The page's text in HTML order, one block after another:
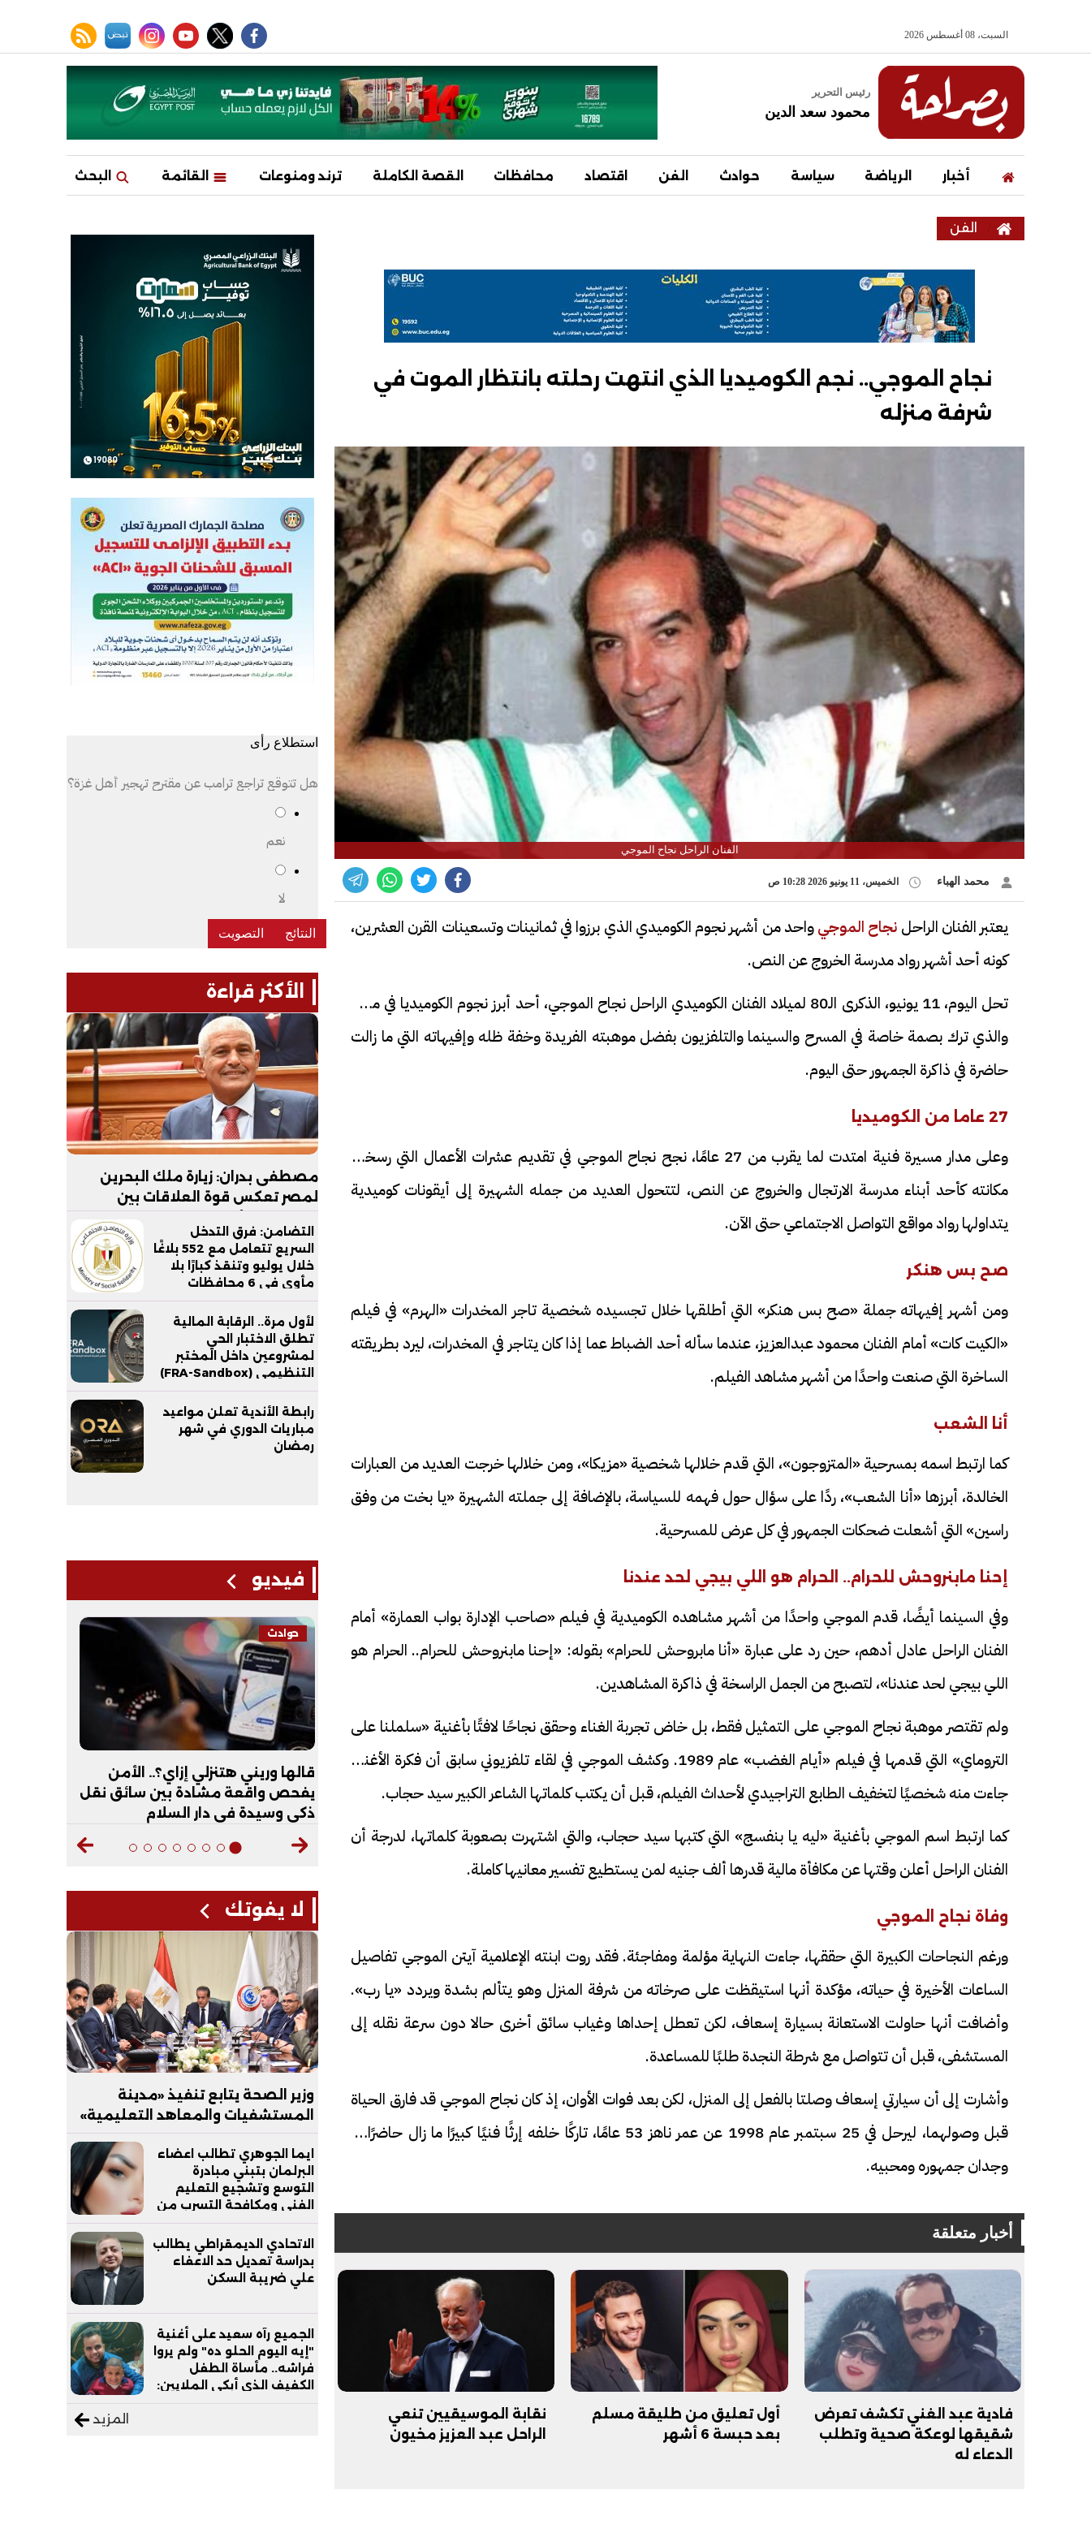
السبت، 08 أغسطس 2026
facebook
twitter
youtube
instagram
نبض rss feed
رئيس التحرير
محمود سعد الدين
أخبار الرياضة سياسة حوادث الفن اقتصاد محافظات القصة الكاملة ترند ومنوعات القائمة البحث
الفن
نجاح الموجي.. نجم الكوميديا الذي انتهت رحلته بانتظار الموت في
شرفة منزله
الفنان الراحل نجاح الموجي
محمد الهباء الخميس، 11 يونيو 2026 10:28 ص
يعتبر الفنان الراحل نجاح الموجيواحد من أشهر نجوم الكوميدي الذي برزوا في ثمانينات وتسعينات القرن العشرين،
كونه أحد أشهر رواد مدرسة الخروج عن النص.
تحل اليوم، 11 يونيو، الذكرى الـ80 لميلاد الفنان الكوميدي الراحل نجاح الموجي، أحد أبرز نجوم الكوميديا في مصر،
والذي ترك بصمة خاصة في المسرح والسينما والتلفزيون بفضل موهبته الفريدة وخفة ظله وإفيهاته التي ما زالت
حاضرة في ذاكرة الجمهور حتى اليوم.
27 عاما من الكوميديا
وعلى مدار مسيرة فنية امتدت لما يقرب من 27 عامًا، نجح نجاح الموجي في تقديم عشرات الأعمال التي رسخت
مكانته كأحد أبناء مدرسة الارتجال والخروج عن النص، لتتحول العديد من جمله الشهيرة إلى أيقونات كوميدية
يتداولها رواد مواقع التواصل الاجتماعي حتى الآن.
صح بس هنكر
ومن أشهر إفيهاته جملة «صح بس هنكر» التي أطلقها خلال تجسيده شخصية تاجر المخدرات «الهرم» في فيلم
«الكيت كات» أمام الفنان محمود عبدالعزيز، عندما سأله أحد الضباط عما إذا كان يتاجر في المخدرات، ليرد بطريقته
الساخرة التي صنعت واحدًا من أشهر مشاهد الفيلم.
أنا الشعب
كما ارتبط اسمه بمسرحية «المتزوجون»، التي قدم خلالها شخصية «مزيكا»، ومن خلالها خرجت العديد من العبارات
الخالدة، أبرزها «أنا الشعب»، ردًا على سؤال حول فهمه للسياسة، بالإضافة إلى جملته الشهيرة «يا بخت من وفق
راسين» التي أشعلت ضحكات الجمهور في كل عرض للمسرحية.
إحنا مابنروحش للحرام.. الحرام هو اللي بيجي لحد عندنا
وفي السينما أيضًا، قدم الموجي واحدًا من أشهر مشاهده الكوميدية في فيلم «صاحب الإدارة بواب العمارة» أمام
الفنان الراحل عادل أدهم، حين رد على عبارة «أنا مابروحش للحرام» بقوله: «إحنا مابنروحش للحرام.. الحرام هو
اللي بيجي لحد عندنا»، لتصبح من الجمل الراسخة في ذاكرة المشاهدين.
ولم تقتصر موهبة نجاح الموجي على التمثيل فقط، بل خاض تجربة الغناء وحقق نجاحًا لافتًا بأغنية «سلملنا على
التروماي» التي قدمها في فيلم «أيام الغضب» عام 1989. وكشف الموجي في لقاء تلفزيوني سابق أن فكرة الأغنية
جاءت منه شخصيًا لتخفيف الطابع التراجيدي لأحداث الفيلم، قبل أن يكتب كلماتها الشاعر الكبير سيد حجاب.
كما ارتبط اسم الموجي بأغنية «ليه يا بنفسج» التي كتبها سيد حجاب، والتي اشتهرت بصعوبة كلماتها، لدرجة أن
الفنان الراحل أعلن وقتها عن مكافأة مالية قدرها ألف جنيه لمن يستطيع تفسير معانيها كاملة.
وفاة نجاح الموجي
ورغم النجاحات الكبيرة التي حققها، جاءت النهاية مؤلمة ومفاجئة. فقد روت ابنته الإعلامية آيتن الموجي تفاصيل
الساعات الأخيرة في حياته، مؤكدة أنها استيقظت على صرخاته من شرفة المنزل وهو يتألم بشدة ويردد «يا رب».
وأضافت أنها حاولت الاستعانة بسيارة إسعاف، لكن تعطل إحداها وغياب سائق أخرى حالا دون سرعة نقله إلى
المستشفى، قبل أن تتواصل مع شرطة النجدة طلبًا للمساعدة.
وأشارت إلى أن سيارتي إسعاف وصلتا بالفعل إلى المنزل، لكن بعد فوات الأوان، إذ كان نجاح الموجي قد فارق الحياة
قبل وصولهما، ليرحل في 25 سبتمبر عام 1998 عن عمر ناهز 53 عامًا، تاركًا خلفه إرثًا فنيًا كبيرًا ما زال حاضرًا في
وجدان جمهوره ومحبيه.
أخبار متعلقة
فادية عبد الغني تكشف تعرض
شقيقها لوعكة صحية وتطلب
الدعاء له
أول تعليق من طليقة مسلم
بعد حبسة 6 أشهر
نقابة الموسيقيين تنعي
الراحل عبد العزيز مخيون
استطلاع رأى
هل تتوقع تراجع ترامب عن مقترح تهجير أهل غزة؟
نعم
لا
الأكثر قراءة
مصطفى بدران: زيارة ملك البحرين
لمصر تعكس قوة العلاقات بين
البلدين.. والأمن القومي الخليجي جزء
لا يتجزأ من الأمن القومي المصري
التضامن: فرق التدخل
السريع تتعامل مع 552 بلاغًا
خلال يوليو وتنقذ كبارًا بلا
مأوى في 6 محافظات
لأول مرة.. الرقابة المالية
تطلق الاختبار الحي
لمشروعين داخل المختبر
التنظيمي (FRA-Sandbox)
رابطة الأندية تعلن مواعيد
مباريات الدوري في شهر
رمضان
فيديو
الوداع الأخير.. دفن جثامين الضحايا
الأربعة بقرية السعدية في الفيوم
افتتاح أكبر صرح ديني في القوصية..
تحفة معمارية بتكلفة تجاوزت 20
ابني بطل وفخورة بيه.. أول ظهور لـ
عماد سائق التريلا مع والدته بعد
حوادث
قالها وريني هتنزلي إزاي؟.. الأمن
يفحص واقعة مشادة بين سائق نقل
ذكي وسيدة في دار السلام
لا يفوتك
وزير الصحة يتابع تنفيذ «مدينة
المستشفيات والمعاهد التعليمية»
بالعاصمة الجديدة
ايما الجوهري تطالب اعضاء
البرلمان بتبني مبادرة
التوسع وتشجيع التعليم
الفني ومكافحة التسرب من
التعليم
الاتحادي الديمقراطي يطالب
بدراسة تعديل حد الاعفاء
علي ضريبة السكن
الجميع رآه سعيد على أغنية
"إيه اليوم الحلو ده" ولم يروا
فراشه.. مأساة الطفل
الكفيف الذي أبكى الملايين:
المزيد